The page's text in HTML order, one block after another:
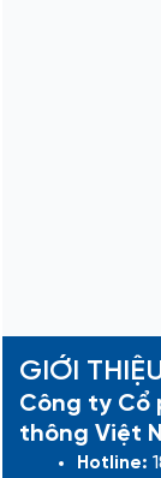
GIỚI
Công ty Cổ
thông Việt
Hotline: